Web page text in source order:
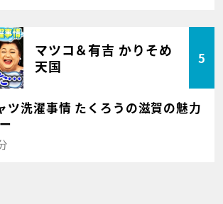
マツコ＆有吉 かりそめ
天国
5
ツ洗濯事情 たくろうの滋賀の魅力